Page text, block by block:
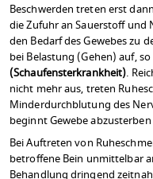
Beschwerden treten erst
die Zufuhr an Sauerstoff
den Bedarf des Gewebes zu
bei Belastung (Gehen) auf,
(Schaufensterkrankheit).
nicht mehr aus, treten
Minderdurchblutung des
beginnt Gewebe abzusterben
Bei Auftreten von
betroffene Bein unmittelbar
Behandlung dringend